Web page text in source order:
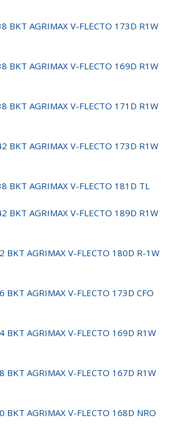
BKT AGRIMAX V-FLECTO 173D R1W
BKT AGRIMAX V-FLECTO 169D R1W
BKT AGRIMAX V-FLECTO 171D R1W
BKT AGRIMAX V-FLECTO 173D R1W
BKT AGRIMAX V-FLECTO 181D TL
BKT AGRIMAX V-FLECTO 189D R1W
BKT AGRIMAX V-FLECTO 180D R-1W
BKT AGRIMAX V-FLECTO 173D CFO
BKT AGRIMAX V-FLECTO 169D R1W
BKT AGRIMAX V-FLECTO 167D R1W
BKT AGRIMAX V-FLECTO 168D NRO